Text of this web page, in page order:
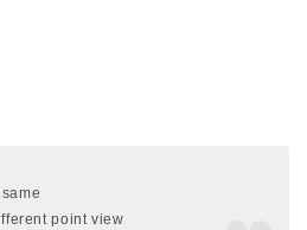
point view